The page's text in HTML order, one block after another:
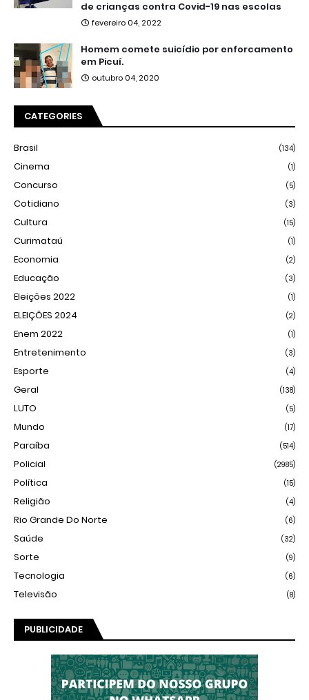
de crianças contra Covid-19 nas escolas
fevereiro 04, 2022
Homem comete suicídio por enforcamento
em Picuí.
outubro 04, 2020
CATEGORIES
Brasil (134)
Cinema (1)
Concurso (5)
Cotidiano (3)
Cultura (15)
Curimataú (1)
Economia (2)
Educação (3)
Eleições 2022 (1)
ELEIÇÕES 2024 (2)
Enem 2022 (1)
Entretenimento (3)
Esporte (4)
Geral (138)
LUTO (5)
Mundo (17)
Paraíba (514)
Policial (2985)
Política (15)
Religião (4)
Rio Grande Do Norte (6)
Saúde (32)
Sorte (9)
Tecnologia (6)
Televisão (8)
PUBLICIDADE